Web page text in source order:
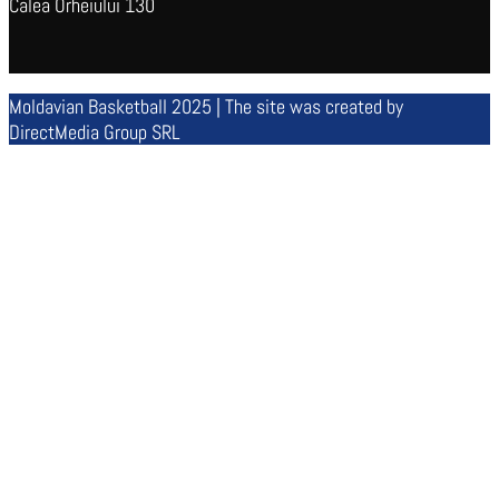
Calea Orheiului 130
Moldavian Basketball 2025 | The site was created by
DirectMedia Group SRL